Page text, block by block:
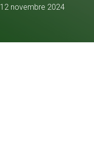
12 novembre 2024